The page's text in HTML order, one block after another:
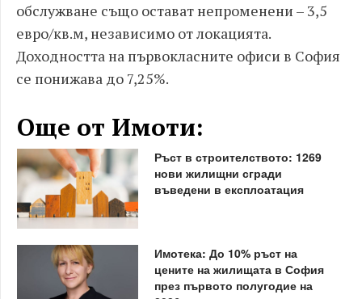
обслужване също остават непроменени – 3,5
евро/кв.м, независимо от локацията.
Доходността на първокласните офиси в София
се понижава до 7,25%.
Още от Имоти:
Ръст в строителството: 1269
нови жилищни сгради
въведени в експлоатация
Имотека: До 10% ръст на
цените на жилищата в София
през първото полугодие на